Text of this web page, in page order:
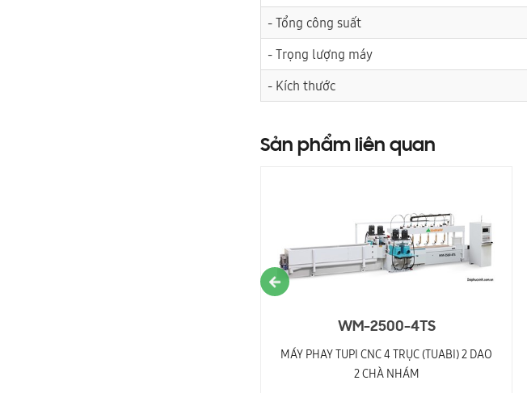
- Tổng công suất
- Trọng lượng máy
- Kích thước
Sản phẩm liên quan
WM-2500-4TS
MÁY PHAY TUPI CNC 4 TRỤC (TUABI) 2 DAO
2 CHÀ NHÁM